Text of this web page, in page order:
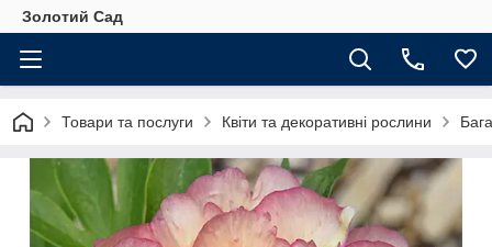
Золотий Сад
Товари та послуги Квіти та декоративні рослини